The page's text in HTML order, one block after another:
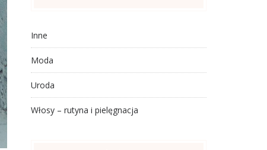
Inne
Moda
Uroda
Włosy – rutyna i pielęgnacja